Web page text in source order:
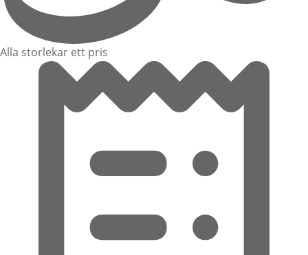
Alla storlekar ett pris